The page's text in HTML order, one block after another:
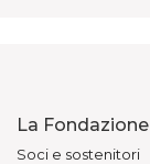
La Fondazione
Soci e sostenitori